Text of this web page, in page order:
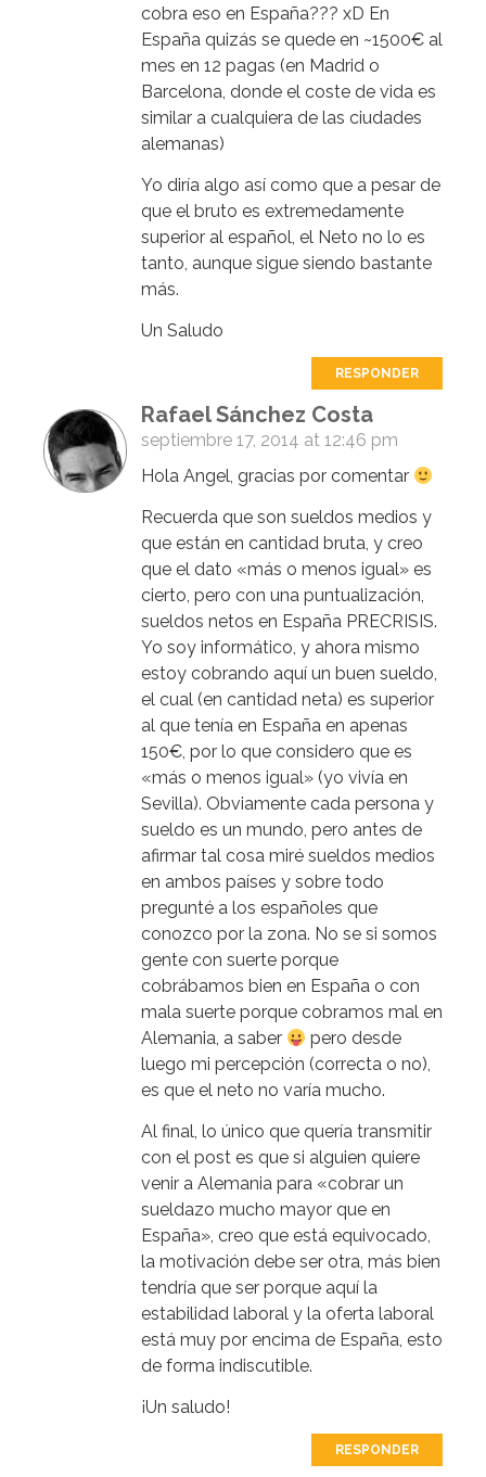
cobra eso en España??? xD En
España quizás se quede en ~1500€ al
mes en 12 pagas (en Madrid o
Barcelona, donde el coste de vida es
similar a cualquiera de las ciudades
alemanas)
Yo diría algo así como que a pesar de
que el bruto es extremedamente
superior al español, el Neto no lo es
tanto, aunque sigue siendo bastante
más.
Un Saludo
RESPONDER
Rafael Sánchez Costa
septiembre 17, 2014 at 12:46 pm
Hola Angel, gracias por comentar
Recuerda que son sueldos medios y
que están en cantidad bruta, y creo
que el dato «más o menos igual» es
cierto, pero con una puntualización,
sueldos netos en España PRECRISIS.
Yo soy informático, y ahora mismo
estoy cobrando aquí un buen sueldo,
el cual (en cantidad neta) es superior
al que tenía en España en apenas
150€, por lo que considero que es
«más o menos igual» (yo vivía en
Sevilla). Obviamente cada persona y
sueldo es un mundo, pero antes de
afirmar tal cosa miré sueldos medios
en ambos países y sobre todo
pregunté a los españoles que
conozco por la zona. No se si somos
gente con suerte porque
cobrábamos bien en España o con
mala suerte porque cobramos mal en
Alemania, a saber
pero desde
luego mi percepción (correcta o no),
es que el neto no varía mucho.
Al final, lo único que quería transmitir
con el post es que si alguien quiere
venir a Alemania para «cobrar un
sueldazo mucho mayor que en
España», creo que está equivocado,
la motivación debe ser otra, más bien
tendría que ser porque aquí la
estabilidad laboral y la oferta laboral
está muy por encima de España, esto
de forma indiscutible.
¡Un saludo!
RESPONDER